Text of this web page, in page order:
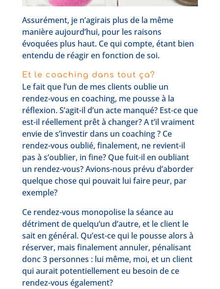
Assurément, je n’agirais plus de la même
manière aujourd’hui, pour les raisons
évoquées plus haut. Ce qui compte, étant bien
entendu de réagir en fonction de soi.
Et le coaching dans tout ça?
Le fait que l’un de mes clients oublie un
rendez-vous en coaching, me pousse à la
réflexion. S’agit-il d’un acte manqué? Est-ce que
est-il réellement prêt à changer? A t’il vraiment
envie de s’investir dans un coaching ? Ce
rendez-vous oublié, finalement, ne revient-il
pas à s’oublier, in fine? Que fuit-il en oubliant
un rendez-vous? Avions-nous prévu d’aborder
quelque chose qui pouvait lui faire peur, par
exemple?
Ce rendez-vous monopolise la séance au
détriment de quelqu’un d’autre, et le client le
sait en général. Qu’est-ce qui le pousse alors à
réserver, mais finalement annuler, pénalisant
donc 3 personnes : lui même, moi, et un client
qui aurait potentiellement eu besoin de ce
rendez-vous également?